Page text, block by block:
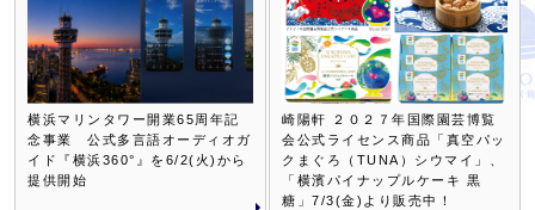
横浜マリンタワー開業65周年記
念事業 公式多言語オーディオガ
イド『横浜360°』を6/2(火)から
提供開始
崎陽軒 ２０２７年国際園芸博覧
会公式ライセンス商品「真空パッ
クまぐろ（TUNA）シウマイ」、
「横濱パイナップルケーキ 黒
糖」7/3(金)より販売中！